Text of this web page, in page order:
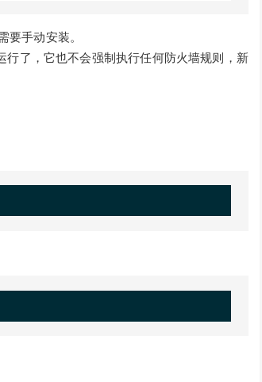
要手动安装。
了，它也不会强制执行任何防火墙规则，新